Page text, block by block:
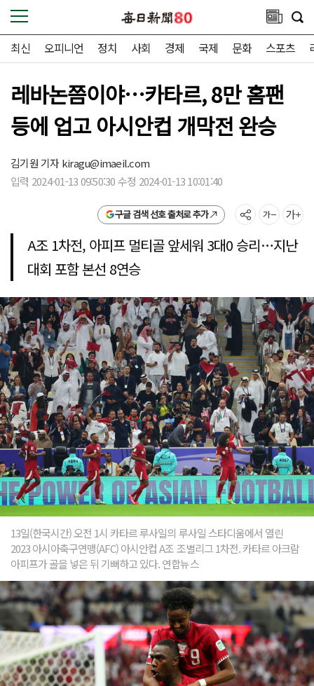
최신 오피니언 정치 사회 경제 국제 문화 스포츠
레바논쯤이야…카타르, 8만 홈팬
등에 업고 아시안컵 개막전 완승
김기원 기자kiragu@imaeil.com
입력 2024-01-13 09:50:30 수정 2024-01-13 10:01:40
구글 검색 선호 출처로 추가
A조 1차전, 아피프 멀티골 앞세워 3대0 승리…지난
대회 포함 본선 8연승
13일(한국시간) 오전 1시 카타르 루사일의 루사일 스타디움에서 열린
2023 아시아축구연맹(AFC) 아시안컵 A조 조별리그 1차전. 카타르 아크람
아피프가 골을 넣은 뒤 기뻐하고 있다. 연합뉴스